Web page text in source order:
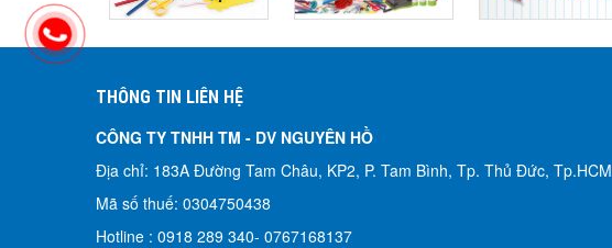
THÔNG TIN LIÊN HỆ
CÔNG TY TNHH TM - DV NGUYÊN HỒ​
Địa chỉ: 183A Đường Tam Châu, KP2, P. Tam Bình, Tp. Thủ Đức, Tp.HCM
Mã số thuế: 0304750438
Hotline : 0918 289 340- 0767168137